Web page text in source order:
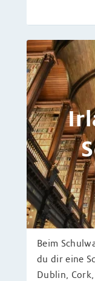
Beim
du dir eine
Dublin,